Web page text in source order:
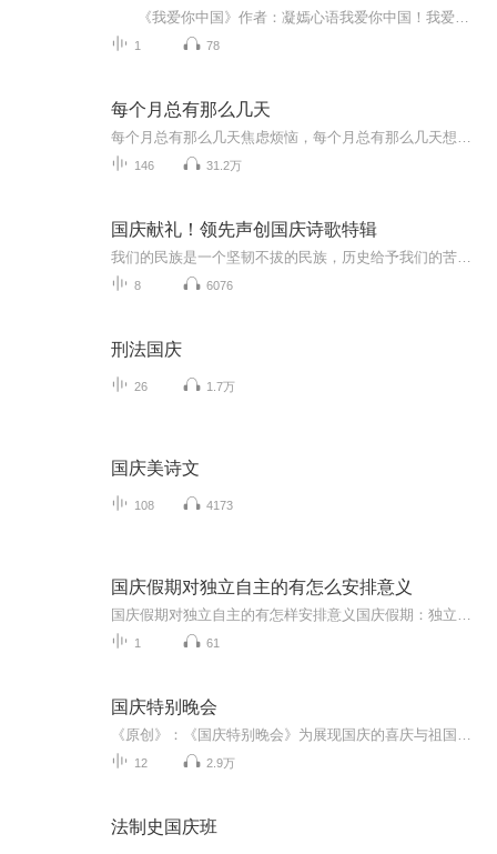
1 78
每个月总有那么几天
146 31.2万
国庆献礼！领先声创国庆诗歌特辑
8 6076
刑法国庆
26 1.7万
国庆美诗文
108 4173
国庆假期对独立自主的有怎么安排意义
1 61
国庆特别晚会
12 2.9万
法制史国庆班